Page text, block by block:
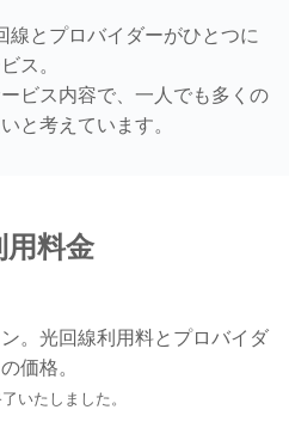
線とプロバイダーがひとつに
ス。
ビス内容で、一人でも多くの
と考えています。
用料金
。光回線利用料とプロバイダ
価格。
いたしました。